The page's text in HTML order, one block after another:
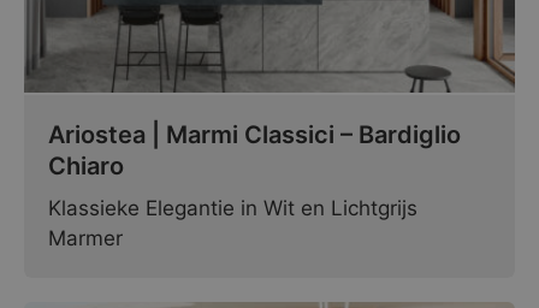
Ariostea | Marmi Classici – Bardiglio
Chiaro
Klassieke Elegantie in Wit en Lichtgrijs
Marmer